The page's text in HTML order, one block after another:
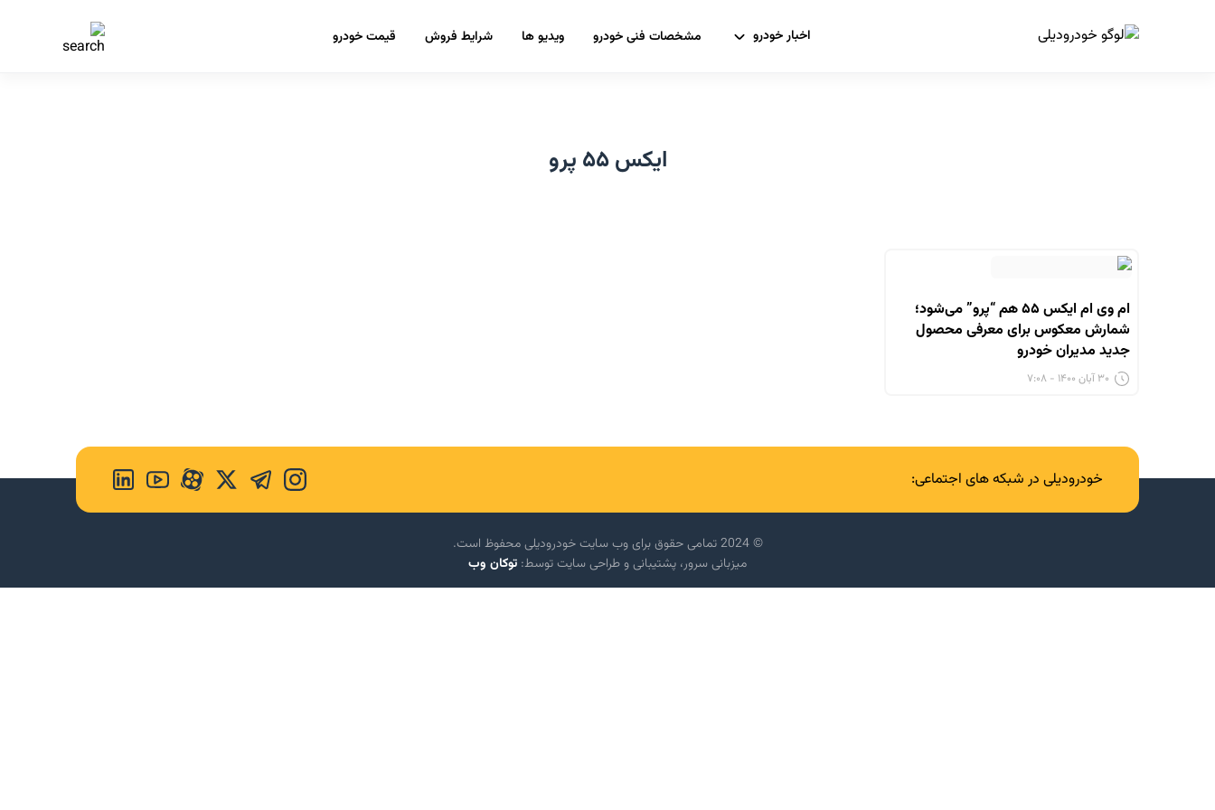
اخبار خودرو مشخصات فنی خودرو ویدیو ها شرایط فروش قیمت خودرو
ایکس ۵۵ پرو
ام وی ام ایکس ۵۵ هم “پرو” می‌شود؛
شمارش معکوس برای معرفی محصول
جدید مدیران خودرو
۳۰ آبان ۱۴۰۰ - ۷:۰۸
خودرودیلی در شبکه های اجتماعی:
© 2024 تمامی حقوق برای وب سایت خودرودیلی محفوظ است.
میزبانی سرور، پشتیبانی و طراحی سایت توسط: توکان وب